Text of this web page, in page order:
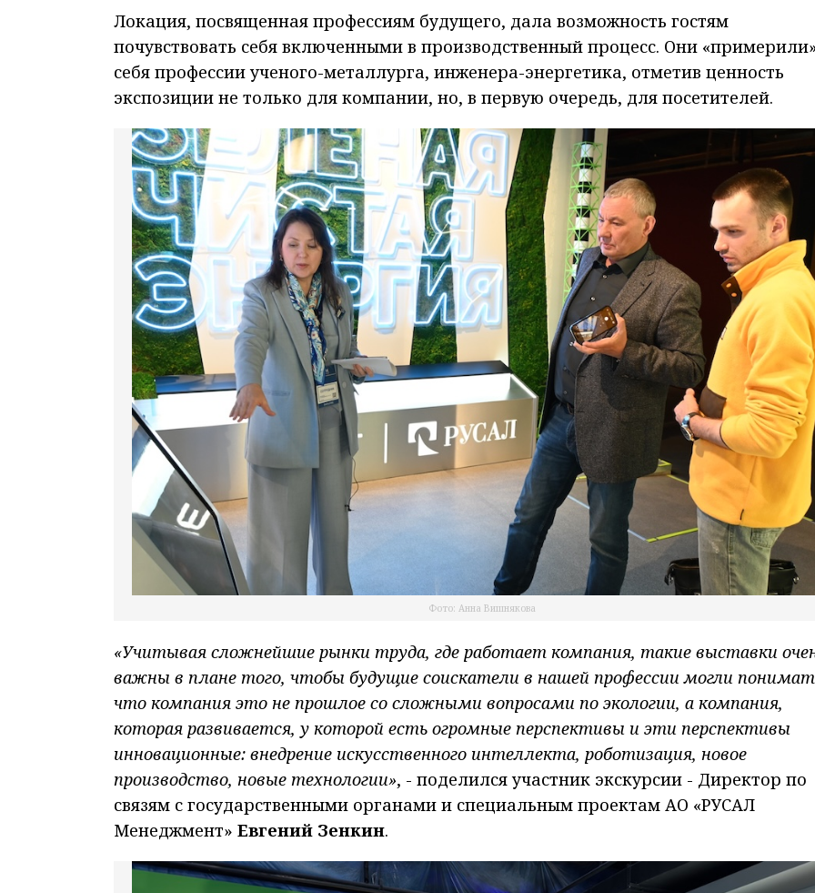
Локация, посвященная профессиям будущего, дала возможность гостям
почувствовать себя включенными в производственный процесс. Они
себя профессии ученого-металлурга, инженера-энергетика, отметив ценность
экспозиции не только для компании, но, в первую очередь, для посетителей.
Фото: Анна Вишнякова
«Учитывая сложнейшие рынки труда, где работает компания, такие выставки
важны в плане того, чтобы будущие соискатели в нашей профессии могли
что компания это не прошлое со сложными вопросами по экологии, а компания,
которая развивается, у которой есть огромные перспективы и эти перспективы
инновационные: внедрение искусственного интеллекта, роботизация, новое
производство, новые технологии», - поделился участник экскурсии - Директор по
связям с государственными органами и специальным проектам АО «РУСАЛ
Менеджмент» Евгений Зенкин.